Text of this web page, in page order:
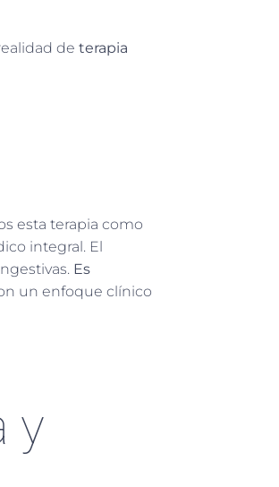
de terapia
esta terapia como
integral. El
Es
un enfoque clínico
y